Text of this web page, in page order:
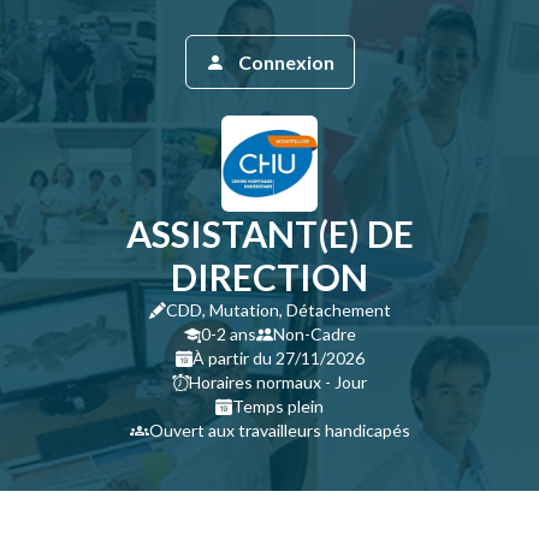
ASSISTANT(E) DE
DIRECTION
CDD, Mutation, Détachement
0-2 ans
Non-Cadre
À partir du 27/11/2026
Horaires normaux - Jour
Temps plein
Ouvert aux travailleurs handicapés
Connexion